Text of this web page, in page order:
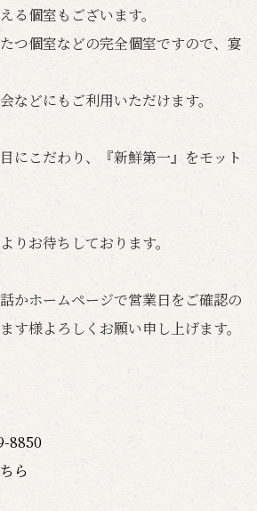
る個室もございます。
つ個室などの完全個室ですので、宴
などにもご利用いただけます。
にこだわり、『新鮮第一』をモット
りお待ちしております。
かホームページで営業日をご確認の
す様よろしくお願い申し上げます。
8850
ら